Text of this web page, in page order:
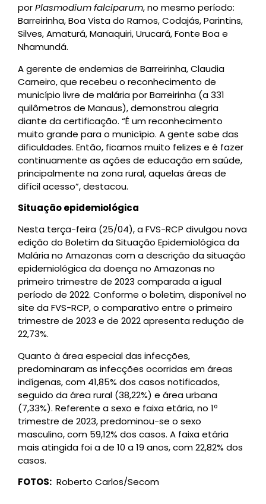
porPlasmodium falciparum, no mesmo período:
Barreirinha, Boa Vista do Ramos, Codajás, Parintins,
Silves, Amaturá, Manaquiri, Urucará, Fonte Boa e
Nhamundá.
A gerente de endemias de Barreirinha, Claudia
Carneiro, que recebeu o reconhecimento de
município livre de malária por Barreirinha (a 331
quilômetros de Manaus), demonstrou alegria
diante da certificação. “É um reconhecimento
muito grande para o município. A gente sabe das
dificuldades. Então, ficamos muito felizes e é fazer
continuamente as ações de educação em saúde,
principalmente na zona rural, aquelas áreas de
difícil acesso”, destacou.
Situação epidemiológica
Nesta terça-feira (25/04), a FVS-RCP divulgou nova
edição do Boletim da Situação Epidemiológica da
Malária no Amazonas com a descrição da situação
epidemiológica da doença no Amazonas no
primeiro trimestre de 2023 comparada a igual
período de 2022. Conforme o boletim, disponível no
site da FVS-RCP, o comparativo entre o primeiro
trimestre de 2023 e de 2022 apresenta redução de
22,73%.
Quanto à área especial das infecções,
predominaram as infecções ocorridas em áreas
indígenas, com 41,85% dos casos notificados,
seguido da área rural (38,22%) e área urbana
(7,33%). Referente a sexo e faixa etária, no 1º
trimestre de 2023, predominou-se o sexo
masculino, com 59,12% dos casos. A faixa etária
mais atingida foi a de 10 a 19 anos, com 22,82% dos
casos.
FOTOS: Roberto Carlos/Secom